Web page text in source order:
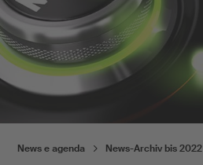
News e agenda News-Archiv bis 2022